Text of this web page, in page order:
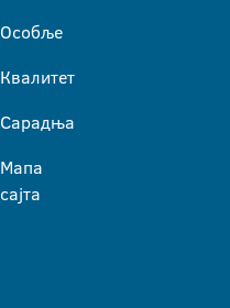
Особље
Квалитет
Сарадња
Мапа
сајта